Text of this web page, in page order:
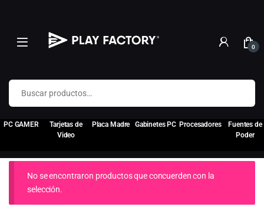
0
Buscar por:
PC GAMER
Tarjetas de
Video
Placa Madre Gabinetes PC Procesadores
Fuentes de
Poder
No se encontraron productos que concuerden con la
selección.